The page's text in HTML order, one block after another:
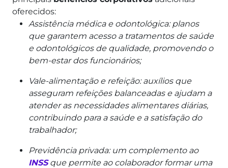
oferecidos:
Assistência médica e odontológica: planos
que garantem acesso a tratamentos de saúde
e odontológicos de qualidade, promovendo o
bem-estar dos funcionários;
Vale-alimentação e refeição: auxílios que
asseguram refeições balanceadas e ajudam a
atender as necessidades alimentares diárias,
contribuindo para a saúde e a satisfação do
trabalhador;
Previdência privada: um complemento ao
INSSque permite ao colaborador formar uma